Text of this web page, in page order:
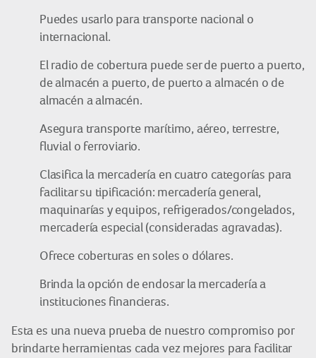
Puedes usarlo para transporte nacional o
internacional.
El radio de cobertura puede ser de puerto a puerto,
de almacén a puerto, de puerto a almacén o de
almacén a almacén.
Asegura transporte marítimo, aéreo, terrestre,
fluvial o ferroviario.
Clasifica la mercadería en cuatro categorías para
facilitar su tipificación: mercadería general,
maquinarías y equipos, refrigerados/congelados,
mercadería especial (consideradas agravadas).
Ofrece coberturas en soles o dólares.
Brinda la opción de endosar la mercadería a
instituciones financieras.
Esta es una nueva prueba de nuestro compromiso por
brindarte herramientas cada vez mejores para facilitar